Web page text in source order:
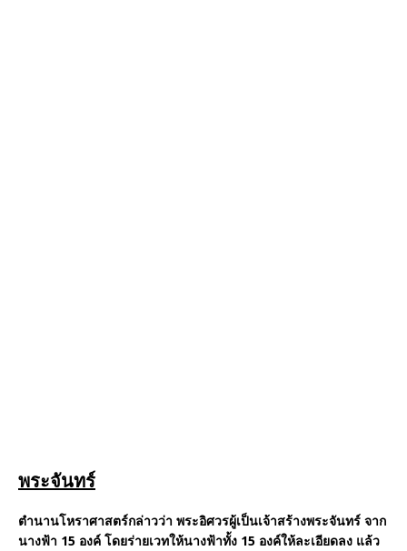
พระจันทร์
ตำนานโหราศาสตร์กล่าวว่า พระอิศวรผู้เป็นเจ้าสร้างพระจันทร์ จาก
นางฟ้า 15 องค์ โดยร่ายเวทให้นางฟ้าทั้ง 15 องค์ให้ละเอียดลง แล้ว